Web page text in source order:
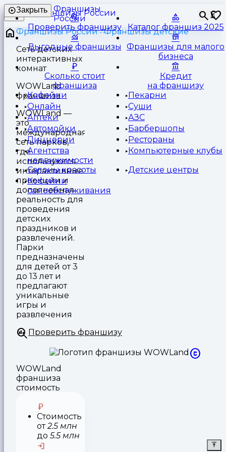
Франшизы
России
⏳
Закрыть
Проверить франшизу Каталог франшиз 2025
Выгодные франшизы
Франшизы для малого
бизнеса
Сколько стоит
франшиза
Кредит
на франшизу
Кофейни
Пекарни
Онлайн
Суши
Аптеки
АЗС
Автомойки
Барбершопы
Пиццерии
Рестораны
Агентства
недвижимости
Компьютерные клубы
Салоны красоты
Детские центры
Кофейни
самообслуживания
Франшизы России
Франшизы детские
Сеть детских
интерактивных
комнат
WOWLand
франшиза
WOWLand —
это
международная
сеть парков,
где
используются
интерактивные
проекции и
дополненная
реальность для
проведения
детских
праздников и
развлечений.
Парки
предназначены
для детей от 3
до 13 лет и
предлагают
уникальные
игры и
развлечения
Проверить франшизу
WOWLand
франшиза
стоимость
Стоимость
от2.5 млн
до 5.5 млн